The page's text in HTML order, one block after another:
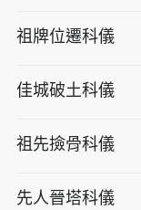
祖牌位遷科儀
佳城破土科儀
祖先撿骨科儀
先人晉塔科儀